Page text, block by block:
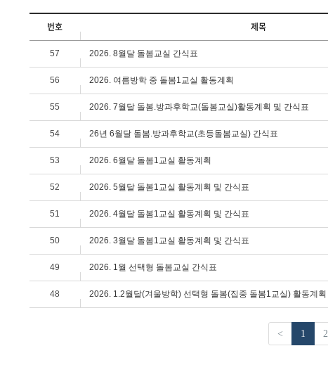
번호 제목
57 2026. 8월달 돌봄교실 간식표
56 2026. 여름방학 중 돌봄1교실 활동계획
55 2026. 7월달 돌봄.방과후학교(돌봄교실)활동계획 및 간식표
54 26년 6월달 돌봄.방과후학교(초등돌봄교실) 간식표
53 2026. 6월달 돌봄1교실 활동계획
52 2026. 5월달 돌봄1교실 활동계획 및 간식표
51 2026. 4월달 돌봄1교실 활동계획 및 간식표
50 2026. 3월달 돌봄1교실 활동계획 및 간식표
49 2026. 1월 선택형 돌봄교실 간식표
48 2026. 1.2월달(겨울방학) 선택형 돌봄(집중 돌봄1교실) 활동계획
< 1 2